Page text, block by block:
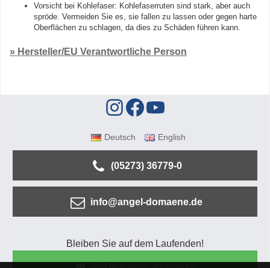
Vorsicht bei Kohlefaser: Kohlefaserruten sind stark, aber auch
spröde. Vermeiden Sie es, sie fallen zu lassen oder gegen harte
Oberflächen zu schlagen, da dies zu Schäden führen kann.
» Hersteller/EU Verantwortliche Person
Deutsch English
(05273) 36779-0
info@angel-domaene.de
Bleiben Sie auf dem Laufenden!